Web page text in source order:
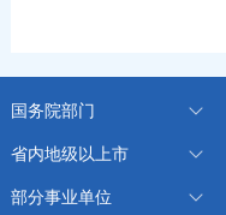
国务院部门
省内地级以上市
部分事业单位